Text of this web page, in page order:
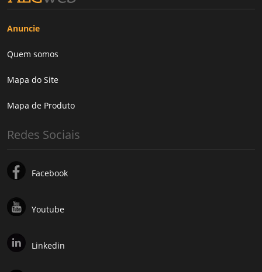
Anuncie
Quem somos
Mapa do Site
Mapa de Produto
Redes Sociais
Facebook
Youtube
Linkedin